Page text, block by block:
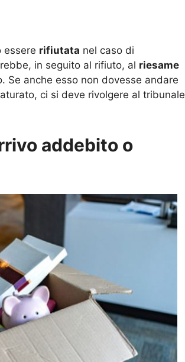
essere rifiutata nel caso di
in seguito al rifiuto, al riesame
Se anche esso non dovesse andare
ci si deve rivolgere al tribunale
addebito o